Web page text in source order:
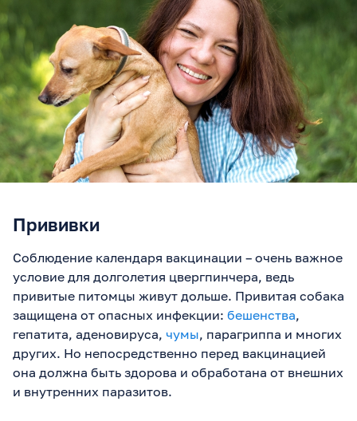
Прививки
Соблюдение календаря вакцинации – очень важное
условие для долголетия цвергпинчера, ведь
привитые питомцы живут дольше. Привитая собака
защищена от опасных инфекции: бешенства,
гепатита, аденовируса, чумы, парагриппа и многих
других. Но непосредственно перед вакцинацией
она должна быть здорова и обработана от внешних
и внутренних паразитов.